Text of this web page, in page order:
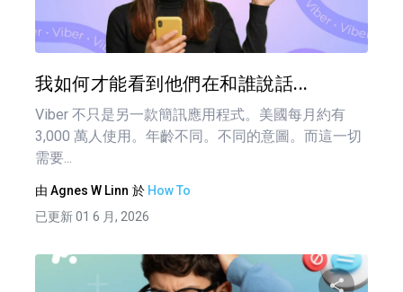
我如何才能看到他們在和誰說話...
Viber 不只是另一款簡訊應用程式。美國每月約有
3,000 萬人使用。年齡不同。不同的意圖。而這一切
需要...
由 Agnes W Linn 於 How To
已更新 01 6 月, 2026